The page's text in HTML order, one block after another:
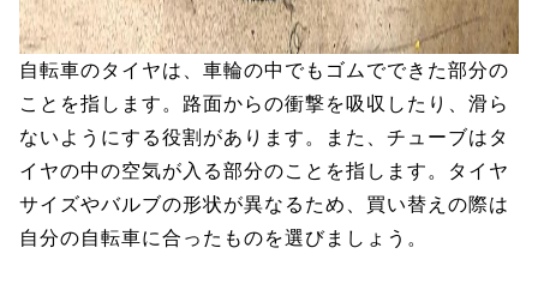
自転車のタイヤは、車輪の中でもゴムでできた部分の
ことを指します。路面からの衝撃を吸収したり、滑ら
ないようにする役割があります。また、チューブはタ
イヤの中の空気が入る部分のことを指します。タイヤ
サイズやバルブの形状が異なるため、買い替えの際は
自分の自転車に合ったものを選びましょう。